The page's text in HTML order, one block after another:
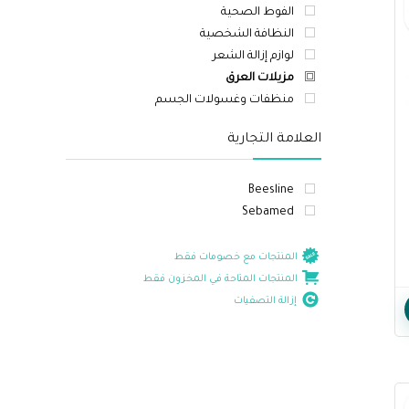
الفوط الصحية
النظافة الشخصية
لوازم إزالة الشعر
مزيلات العرق
منظفات وغسولات الجسم
العلامة التجارية
Beesline
Sebamed
المنتجات مع خصومات فقط
المنتجات المتاحة في المخزون فقط
إزالة التصفيات